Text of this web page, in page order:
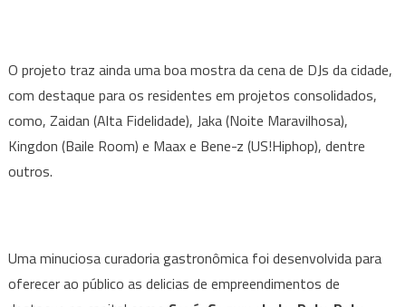
O projeto traz ainda uma boa mostra da cena de DJs da cidade,
com destaque para os residentes em projetos consolidados,
como, Zaidan (Alta Fidelidade), Jaka (Noite Maravilhosa),
Kingdon (Baile Room) e Maax e Bene-z (US!Hiphop), dentre
outros.
Uma minuciosa curadoria gastronômica foi desenvolvida para
oferecer ao público as delicias de empreendimentos de